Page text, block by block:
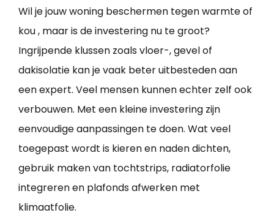
Wil je jouw woning beschermen tegen warmte of
kou , maar is de investering nu te groot?
Ingrijpende klussen zoals vloer-, gevel of
dakisolatie kan je vaak beter uitbesteden aan
een expert. Veel mensen kunnen echter zelf ook
verbouwen. Met een kleine investering zijn
eenvoudige aanpassingen te doen. Wat veel
toegepast wordt is kieren en naden dichten,
gebruik maken van tochtstrips, radiatorfolie
integreren en plafonds afwerken met
klimaatfolie.